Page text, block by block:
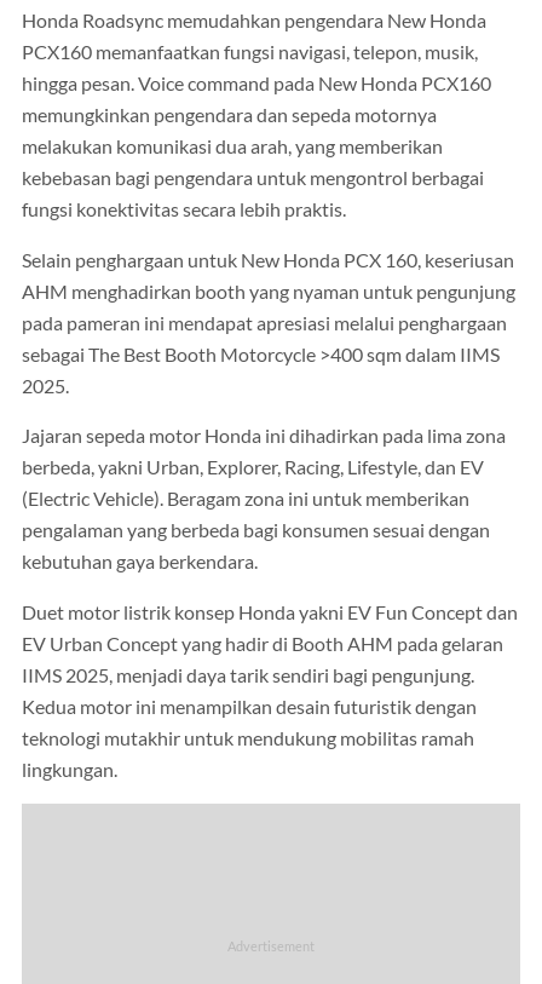
Honda Roadsync memudahkan pengendara New Honda
PCX160 memanfaatkan fungsi navigasi, telepon, musik,
hingga pesan. Voice command pada New Honda PCX160
memungkinkan pengendara dan sepeda motornya
melakukan komunikasi dua arah, yang memberikan
kebebasan bagi pengendara untuk mengontrol berbagai
fungsi konektivitas secara lebih praktis.
Selain penghargaan untuk New Honda PCX 160, keseriusan
AHM menghadirkan booth yang nyaman untuk pengunjung
pada pameran ini mendapat apresiasi melalui penghargaan
sebagai The Best Booth Motorcycle >400 sqm dalam IIMS
2025.
Jajaran sepeda motor Honda ini dihadirkan pada lima zona
berbeda, yakni Urban, Explorer, Racing, Lifestyle, dan EV
(Electric Vehicle). Beragam zona ini untuk memberikan
pengalaman yang berbeda bagi konsumen sesuai dengan
kebutuhan gaya berkendara.
Duet motor listrik konsep Honda yakni EV Fun Concept dan
EV Urban Concept yang hadir di Booth AHM pada gelaran
IIMS 2025, menjadi daya tarik sendiri bagi pengunjung.
Kedua motor ini menampilkan desain futuristik dengan
teknologi mutakhir untuk mendukung mobilitas ramah
lingkungan.